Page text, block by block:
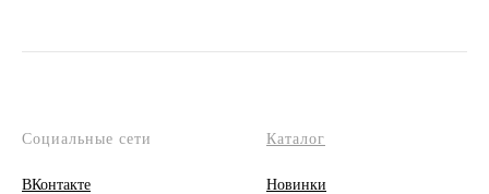
Социальные сети
ВКонтакте
Каталог
Новинки